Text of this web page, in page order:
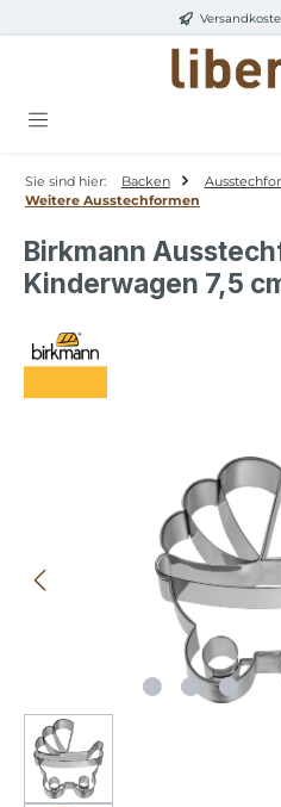
Zum Hauptinhalt springen
Sie sind hier: Backen
Weitere Ausstechformen
Birkmann
Kinderwagen 7,5
Bildergalerie überspringen